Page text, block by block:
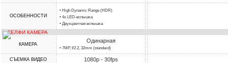
ОСОБЕННОСТИ
• High Dynamic Range (HDR)
• 4х LED-вспышка
• Двухцветная вспышка
СЕЛФИ КАМЕРА
КАМЕРА
Одинарная
• 7MP, f/2.2, 32mm (standard)
СЪЕМКА ВИДЕО 1080p - 30fps